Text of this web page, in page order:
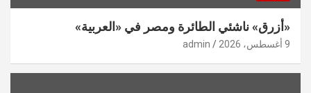
«أزرق» ناشئي الطائرة ومصر في «العربية»
9 أغسطس، 2026 admin